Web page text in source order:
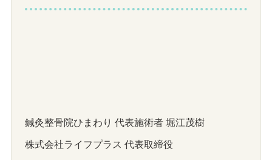
鍼灸整骨院ひまわり 代表施術者 堀江茂樹
株式会社ライフプラス 代表取締役